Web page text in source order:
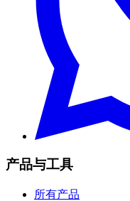
产品与工具
所有产品